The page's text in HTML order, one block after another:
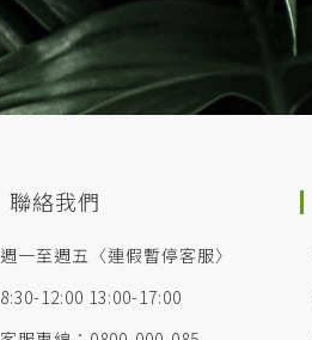
聯絡我們
週一至週五〈連假暫停客服〉
8:30-12:00 13:00-17:00